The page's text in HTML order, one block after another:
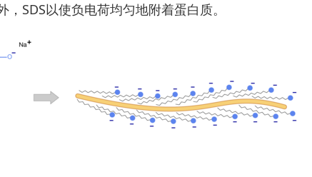
SDS以使负电荷均匀地附着蛋白质。